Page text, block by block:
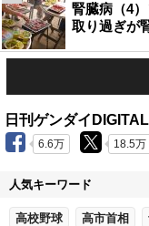
腎臓病（4
取り過ぎが
日刊ゲンダイ
6.6万 18.5万
人気キーワード
高校野球 高市首相